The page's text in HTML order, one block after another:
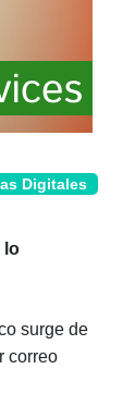
Digitales
lo
surge de
correo